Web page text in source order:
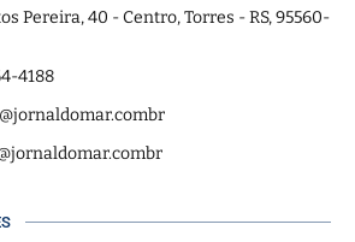
Pereira, 40 - Centro, Torres - RS, 95560-
4188